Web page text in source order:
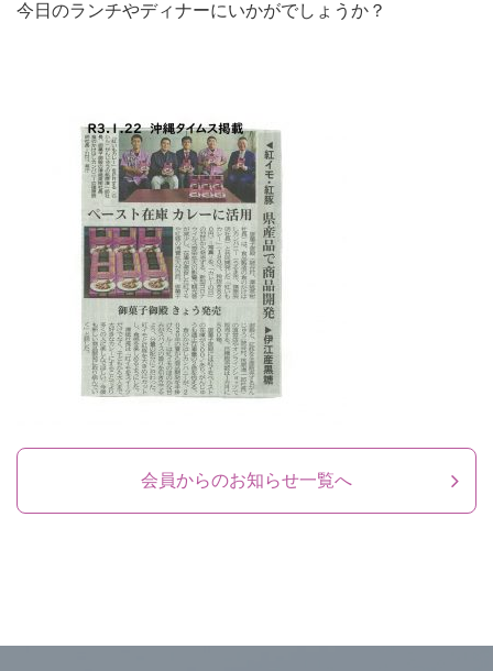
今日のランチやディナーにいかがでしょうか？
会員からのお知らせ一覧へ